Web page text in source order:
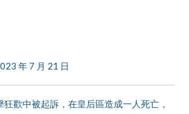
年 7 月 21 日
狂歡中被起訴，在皇后區造成一人死亡，